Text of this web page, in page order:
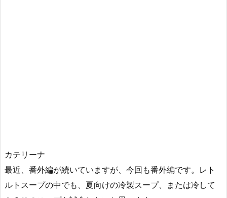
カテリーナ
最近、番外編が続いていますが、今回も番外編です。レト
ルトスープの中でも、夏向けの冷製スープ、または冷して